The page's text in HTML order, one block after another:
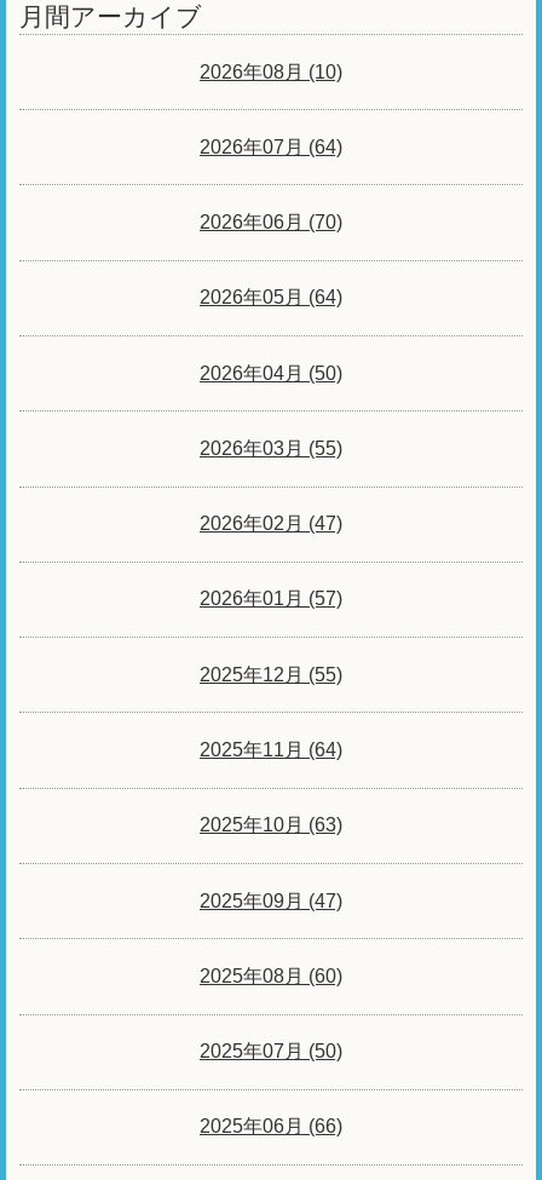
月間アーカイブ
2026年08月 (10)
2026年07月 (64)
2026年06月 (70)
2026年05月 (64)
2026年04月 (50)
2026年03月 (55)
2026年02月 (47)
2026年01月 (57)
2025年12月 (55)
2025年11月 (64)
2025年10月 (63)
2025年09月 (47)
2025年08月 (60)
2025年07月 (50)
2025年06月 (66)